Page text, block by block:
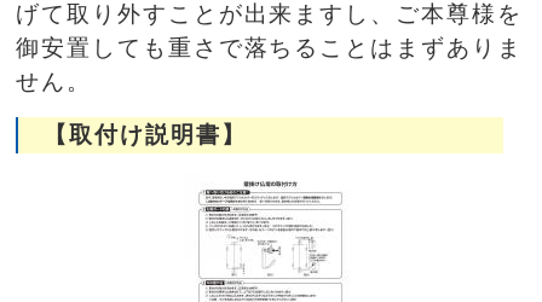
げて取り外すことが出来ますし、ご本尊様を
御安置しても重さで落ちることはまずありま
せん。
【取付け説明書】